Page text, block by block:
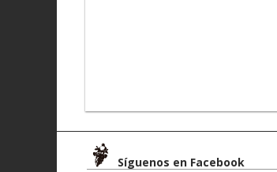
Síguenos en Facebook